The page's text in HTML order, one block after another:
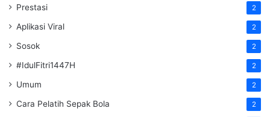
Prestasi 2
Aplikasi Viral 2
Sosok 2
#IdulFitri1447H 2
Umum 2
Cara Pelatih Sepak Bola 2